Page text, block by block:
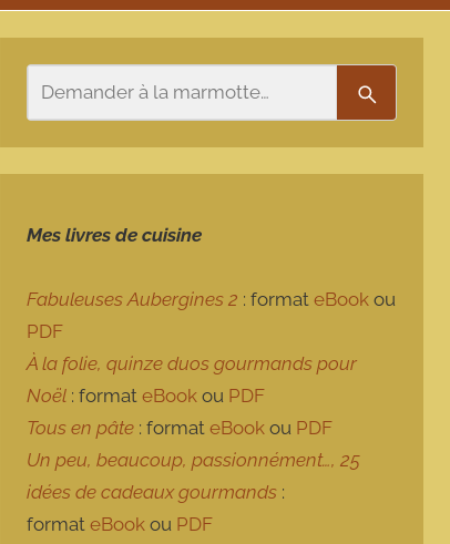
Mes livres de cuisine
Fabuleuses Aubergines 2 : formateBook ou
PDF
À la folie, quinze duos gourmands pour
Noël : formateBook ou PDF
Tous en pâte : formateBook ou PDF
Un peu, beaucoup, passionnément…, 25
idées de cadeaux gourmands :
formateBook ou PDF